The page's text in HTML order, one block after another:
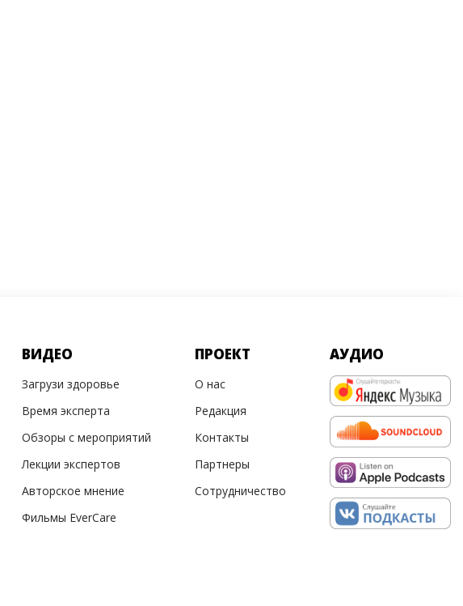
ВИДЕО
Загрузи здоровье
Время эксперта
Обзоры с мероприятий
Лекции экспертов
Авторское мнение
Фильмы EverCare
ПРОЕКТ
О нас
Редакция
Контакты
Партнеры
Сотрудничество
АУДИО